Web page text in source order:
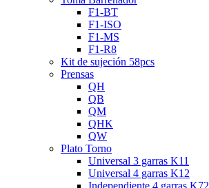
F1-BT
F1-ISO
F1-MS
F1-R8
Kit de sujeción 58pcs
Prensas
QH
QB
QM
QHK
QW
Plato Torno
Universal 3 garras K11
Universal 4 garras K12
Independiente 4 garras K72